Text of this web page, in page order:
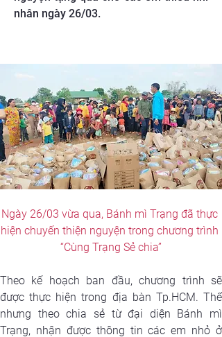
nhân ngày 26/03.
Ngày 26/03 vừa qua, Bánh mì Trạng đã thực
hiện chuyến thiện nguyện trong chương trình
“Cùng Trạng Sẻ chia”
Theo kế hoạch ban đầu, chương trình sẽ
được thực hiện trong địa bàn Tp.HCM. Thế
nhưng theo chia sẻ từ đại diện Bánh mì
Trạng, nhận được thông tin các em nhỏ ở